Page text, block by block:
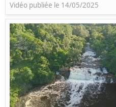
Vidéo publiée le 14/05/2025